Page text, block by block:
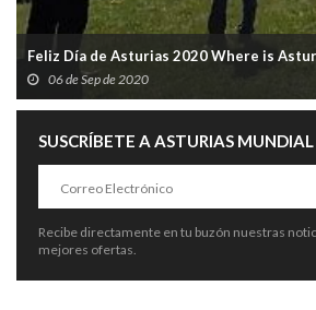
Feliz Día de Asturias 2020 Where is
06 de Sep de 2020
SUSCRÍBETE A ASTURIAS MUNDIAL
Recibe directamente en tu buzón nuestras
mejores ofertas.